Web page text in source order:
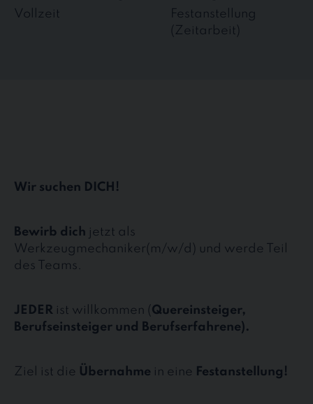
Vollzeit
Festanstellung
(Zeitarbeit)
Wir suchen DICH!
Bewirb dich jetzt als
Werkzeugmechaniker(m/w/d) und werde Teil
des Teams.
JEDER ist willkommen (Quereinsteiger,
Berufseinsteiger und Berufserfahrene).
Ziel ist die Übernahme in eine Festanstellung!